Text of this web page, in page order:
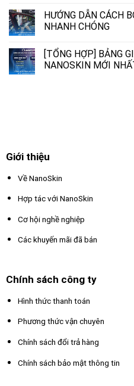
HƯỚNG DẪN CÁCH
NHANH CHÓNG
[TỔNG HỢP] BẢNG
NANOSKIN MỚI
Giới thiệu
Về NanoSkin
Hợp tác với NanoSkin
Cơ hội nghề nghiệp
Các khuyến mãi đã bán
Chính sách công ty
Hình thức thanh toán
Phương thức vận chuyên
Chính sách đổi trả hàng
Chính sách bảo mật thông tin